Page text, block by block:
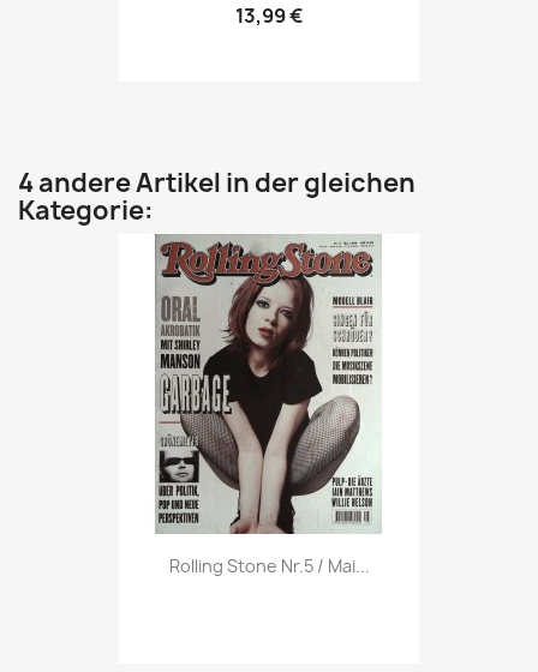
13,99 €
4 andere Artikel in der gleichen
Kategorie:
Vorschau
Rolling Stone Nr.5 / Mai...